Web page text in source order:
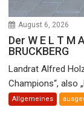
August 6, 2026
Der W E L T M
BRUCKBERG
Landrat Alfred
Champions“, also
Allgemeines